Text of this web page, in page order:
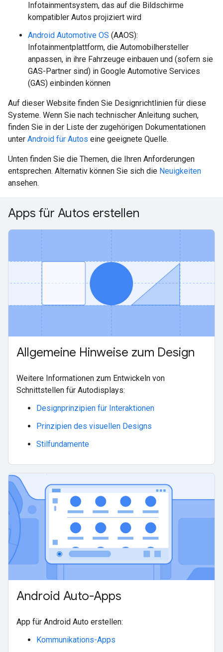
Infotainmentsystem, das auf die Bildschirme
kompatibler Autos projiziert wird
Android Automotive OS (AAOS):
Infotainmentplattform, die Automobilhersteller
anpassen, in ihre Fahrzeuge einbauen und (sofern sie
GAS-Partner sind) in Google Automotive Services
(GAS) einbinden können
Auf dieser Website finden Sie Designrichtlinien für diese
Systeme. Wenn Sie nach technischer Anleitung suchen,
finden Sie in der Liste der zugehörigen Dokumentationen
unter Android für Autos eine geeignete Quelle.
Unten finden Sie die Themen, die Ihren Anforderungen
entsprechen. Alternativ können Sie sich die Neuigkeiten
ansehen.
Apps für Autos erstellen
Allgemeine Hinweise zum Design
Weitere Informationen zum Entwickeln von
Schnittstellen für Autodisplays:
Designprinzipien für Interaktionen
Prinzipien des visuellen Designs
Stilfundamente
Android Auto-Apps
App für Android Auto erstellen:
Kommunikations-Apps